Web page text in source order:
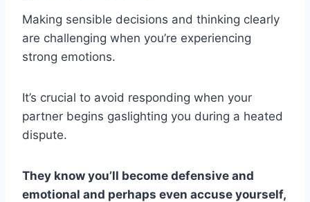
Making sensible decisions and thinking clearly
are challenging when you’re experiencing
strong emotions.
It’s crucial to avoid responding when your
partner begins gaslighting you during a heated
dispute.
They know you’ll become defensive and
emotional and perhaps even accuse yourself,